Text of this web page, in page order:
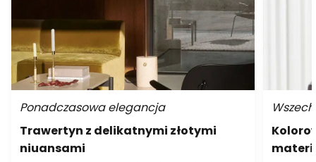
Ponadczasowa elegancja
Trawertyn z delikatnymi złotymi
niuansami